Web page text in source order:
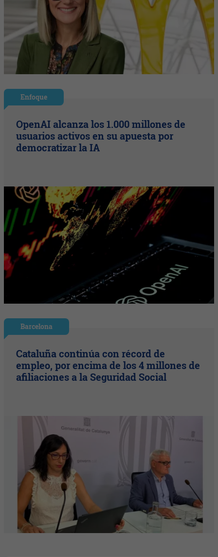
Enfoque
OpenAI alcanza los 1.000 millones de
usuarios activos en su apuesta por
democratizar la IA
Barcelona
Cataluña continúa con récord de
empleo, por encima de los 4 millones de
afiliaciones a la Seguridad Social